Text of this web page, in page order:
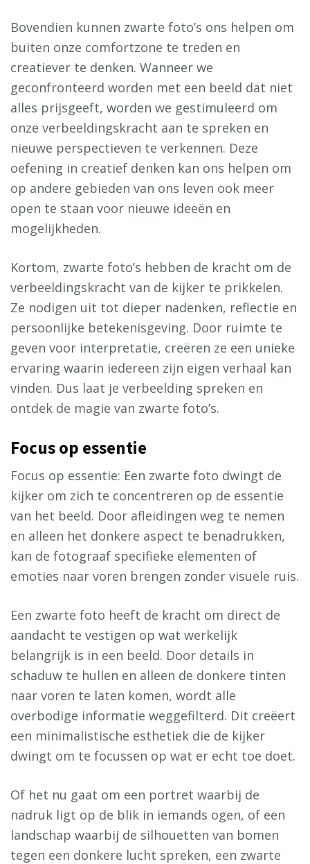
Bovendien kunnen zwarte foto’s ons helpen om
buiten onze comfortzone te treden en
creatiever te denken. Wanneer we
geconfronteerd worden met een beeld dat niet
alles prijsgeeft, worden we gestimuleerd om
onze verbeeldingskracht aan te spreken en
nieuwe perspectieven te verkennen. Deze
oefening in creatief denken kan ons helpen om
op andere gebieden van ons leven ook meer
open te staan voor nieuwe ideeën en
mogelijkheden.
Kortom, zwarte foto’s hebben de kracht om de
verbeeldingskracht van de kijker te prikkelen.
Ze nodigen uit tot dieper nadenken, reflectie en
persoonlijke betekenisgeving. Door ruimte te
geven voor interpretatie, creëren ze een unieke
ervaring waarin iedereen zijn eigen verhaal kan
vinden. Dus laat je verbeelding spreken en
ontdek de magie van zwarte foto’s.
Focus op essentie
Focus op essentie: Een zwarte foto dwingt de
kijker om zich te concentreren op de essentie
van het beeld. Door afleidingen weg te nemen
en alleen het donkere aspect te benadrukken,
kan de fotograaf specifieke elementen of
emoties naar voren brengen zonder visuele ruis.
Een zwarte foto heeft de kracht om direct de
aandacht te vestigen op wat werkelijk
belangrijk is in een beeld. Door details in
schaduw te hullen en alleen de donkere tinten
naar voren te laten komen, wordt alle
overbodige informatie weggefilterd. Dit creëert
een minimalistische esthetiek die de kijker
dwingt om te focussen op wat er echt toe doet.
Of het nu gaat om een portret waarbij de
nadruk ligt op de blik in iemands ogen, of een
landschap waarbij de silhouetten van bomen
tegen een donkere lucht spreken, een zwarte